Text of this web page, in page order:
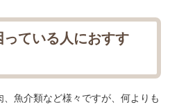
ている人におすす
魚介類など様々ですが、何よりも